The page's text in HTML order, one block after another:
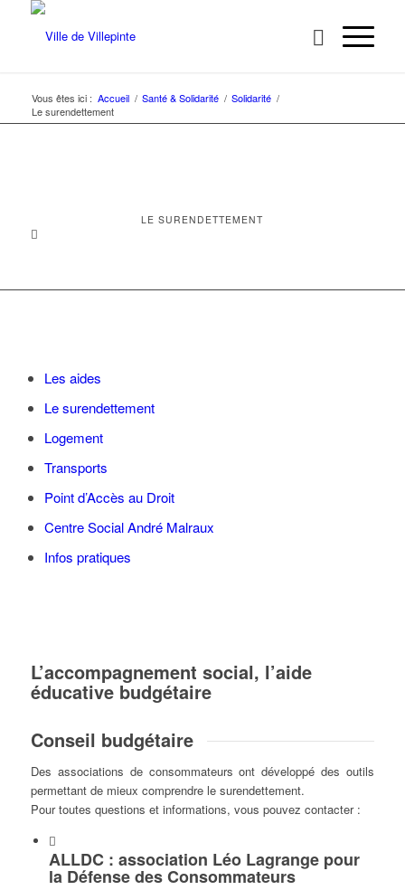
Vous êtes ici : Accueil / Santé & Solidarité / Solidarité /
Le surendettement
LE SURENDETTEMENT
Les aides
Le surendettement
Logement
Transports
Point d’Accès au Droit
Centre Social André Malraux
Infos pratiques
L’accompagnement social, l’aide
éducative budgétaire
Conseil budgétaire
Des associations de consommateurs ont développé des outils
permettant de mieux comprendre le surendettement.
Pour toutes questions et informations, vous pouvez contacter :
ALLDC : association Léo Lagrange pour
la Défense des Consommateurs